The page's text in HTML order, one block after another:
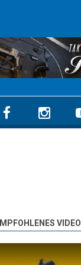
VIDEO